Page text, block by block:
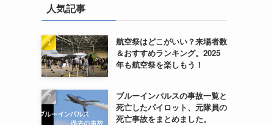
人気記事
航空祭はどこがいい？来場者数
＆おすすめランキング。2025
年も航空祭を楽しもう！
ブルーインパルスの事故一覧と
死亡したパイロット、元隊員の
死亡事故をまとめました。